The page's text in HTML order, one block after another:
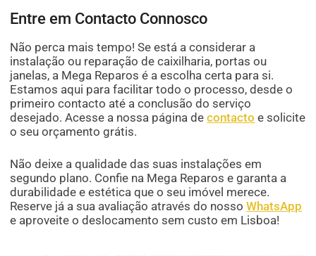
Entre em Contacto Connosco
Não perca mais tempo! Se está a considerar a
instalação ou reparação de caixilharia, portas ou
janelas, a Mega Reparos é a escolha certa para si.
Estamos aqui para facilitar todo o processo, desde o
primeiro contacto até a conclusão do serviço
desejado. Acesse a nossa página decontacto e solicite
o seu orçamento grátis.
Não deixe a qualidade das suas instalações em
segundo plano. Confie na Mega Reparos e garanta a
durabilidade e estética que o seu imóvel merece.
Reserve já a sua avaliação através do nossoWhatsApp
e aproveite o deslocamento sem custo em Lisboa!